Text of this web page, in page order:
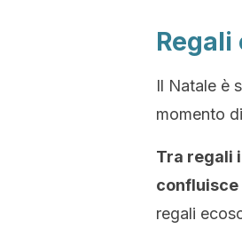
Il Natale è
momento
Tra regali
confluisce
regali